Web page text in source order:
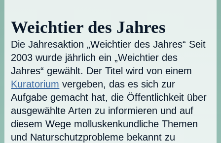
Weichtier des Jahres
Die Jahresaktion „Weichtier des Jahres“ Seit
2003 wurde jährlich ein „Weichtier des
Jahres“ gewählt. Der Titel wird von einem
Kuratorium vergeben, das es sich zur
Aufgabe gemacht hat, die Öffentlichkeit über
ausgewählte Arten zu informieren und auf
diesem Wege molluskenkundliche Themen
und Naturschutzprobleme bekannt zu